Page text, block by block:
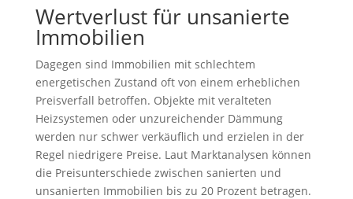
Wertverlust für unsanierte
Immobilien
Dagegen sind Immobilien mit schlechtem
energetischen Zustand oft von einem erheblichen
Preisverfall betroffen. Objekte mit veralteten
Heizsystemen oder unzureichender Dämmung
werden nur schwer verkäuflich und erzielen in der
Regel niedrigere Preise. Laut Marktanalysen können
die Preisunterschiede zwischen sanierten und
unsanierten Immobilien bis zu 20 Prozent betragen.